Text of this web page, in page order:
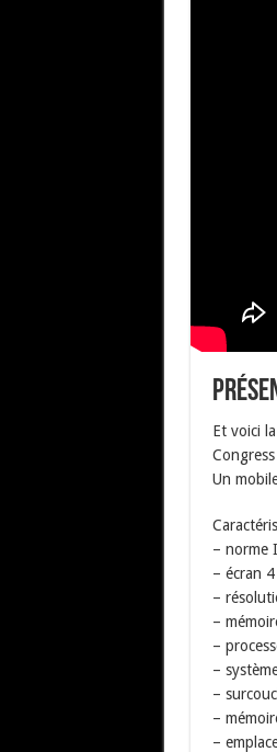
Et voici
Un
– norme
– écran
–
–
–
–
–
–
–